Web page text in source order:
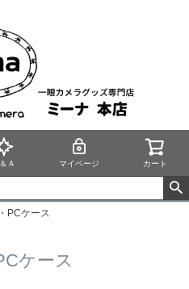
Ａ マイページ カート
PCケース
ケース